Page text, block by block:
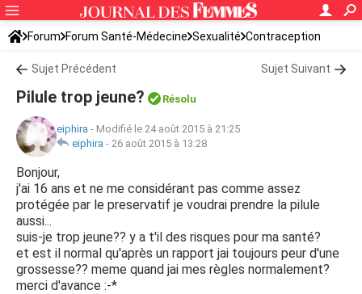
Forum Forum Santé-Médecine Sexualité Contraception
Sujet Précédent Sujet Suivant
Pilule trop jeune? Résolu
eiphira - Modifié le 24 août 2015 à 21:25
eiphira - 26 août 2015 à 13:28
Bonjour,
j'ai 16 ans et ne me considérant pas comme assez
protégée par le preservatif je voudrai prendre la pilule
aussi...
suis-je trop jeune?? y a t'il des risques pour ma santé?
et est il normal qu'après un rapport jai toujours peur d'une
grossesse?? meme quand jai mes règles normalement?
merci d'avance :-*